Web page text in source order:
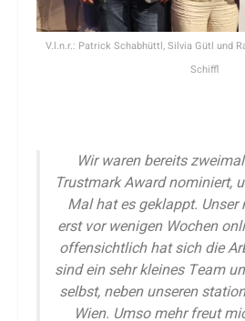
V.l.n.r.: Patrick Schabhüttl, Silvia Gütl und
Schiffl
Wir waren bereits
Trustmark Award nominiert,
Mal hat es geklappt. Unser
erst vor wenigen Wochen
offensichtlich hat sich die
sind ein sehr kleines Team
selbst, neben unseren
Wien. Umso mehr freut